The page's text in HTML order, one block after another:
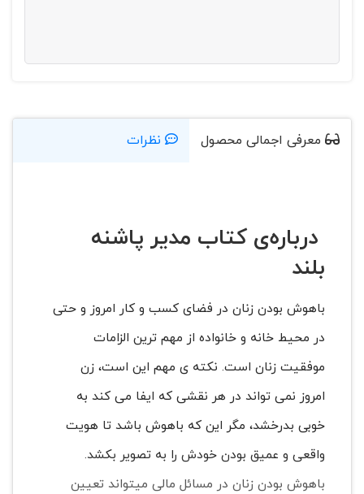
معرفی اجمالی محصول نظرات
درباره‌ی کتاب مدیر پاشنه
بلند
باهوش بودن زنان در فضای کسب و کار امروز و حتی
در محیط خانه و خانواده از مهم ترین الزامات
موفقیت زنان است. نکته ی مهم این است، زن
امروز نمی تواند در هر نقشی که ایفا می کند به
خوبی بدرخشد، مگر این که باهوش باشد تا هویت
واقعی و عمیق بودن خودش را به تصویر بکشد.
باهوش بودن زنان در مسائل مالی میتواند تعیین